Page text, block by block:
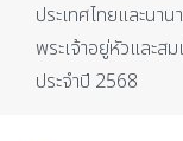
ประเทศไทยและนา
พระเจ้าอยู่หัวและส
ประจำปี 2568